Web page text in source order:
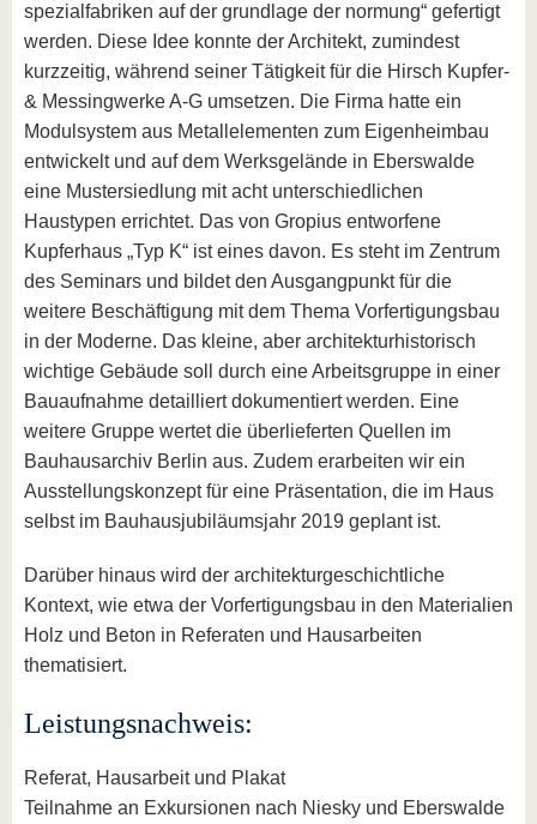
spezialfabriken auf der grundlage der normung“ gefertigt
werden. Diese Idee konnte der Architekt, zumindest
kurzzeitig, während seiner Tätigkeit für die Hirsch Kupfer-
& Messingwerke A-G umsetzen. Die Firma hatte ein
Modulsystem aus Metallelementen zum Eigenheimbau
entwickelt und auf dem Werksgelände in Eberswalde
eine Mustersiedlung mit acht unterschiedlichen
Haustypen errichtet. Das von Gropius entworfene
Kupferhaus „Typ K“ ist eines davon. Es steht im Zentrum
des Seminars und bildet den Ausgangpunkt für die
weitere Beschäftigung mit dem Thema Vorfertigungsbau
in der Moderne. Das kleine, aber architekturhistorisch
wichtige Gebäude soll durch eine Arbeitsgruppe in einer
Bauaufnahme detailliert dokumentiert werden. Eine
weitere Gruppe wertet die überlieferten Quellen im
Bauhausarchiv Berlin aus. Zudem erarbeiten wir ein
Ausstellungskonzept für eine Präsentation, die im Haus
selbst im Bauhausjubiläumsjahr 2019 geplant ist.
Darüber hinaus wird der architekturgeschichtliche
Kontext, wie etwa der Vorfertigungsbau in den Materialien
Holz und Beton in Referaten und Hausarbeiten
thematisiert.
Leistungsnachweis:
Referat, Hausarbeit und Plakat
Teilnahme an Exkursionen nach Niesky und Eberswalde